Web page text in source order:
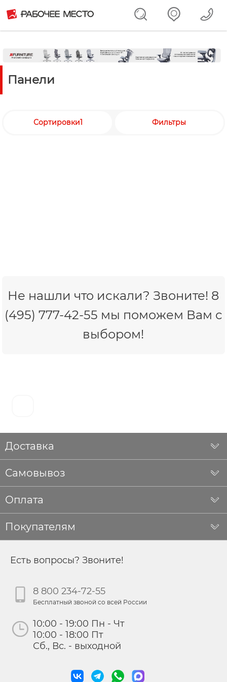
Панели
Сортировки1 Фильтры
Не нашли что искали? Звоните! 8
(495) 777-42-55 мы поможем Вам с
выбором!
Доставка
Самовывоз
Оплата
Покупателям
Есть вопросы? Звоните!
8 800 234-72-55
Бесплатный звоной со всей России
10:00 - 19:00 Пн - Чт
10:00 - 18:00 Пт
Сб., Вс. - выходной